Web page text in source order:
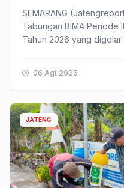
SEMARANG
Tabungan BIMA Periode
Tahun 2026 yang
06 Agt 2026
JATENG